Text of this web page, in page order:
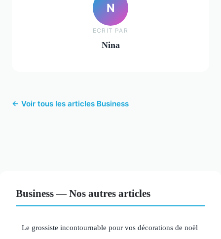
N
ECRIT PAR
Nina
← Voir tous les articles Business
Business — Nos autres articles
Le grossiste incontournable pour vos décorations de noël